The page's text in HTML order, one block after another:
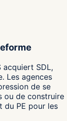
acquiert SDL,
Les agences
de se
ou de construire
du PE pour les